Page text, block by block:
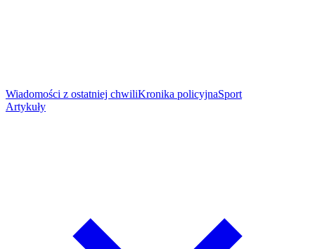
Wiadomości z ostatniej chwiliKronika policyjnaSport
Artykuły